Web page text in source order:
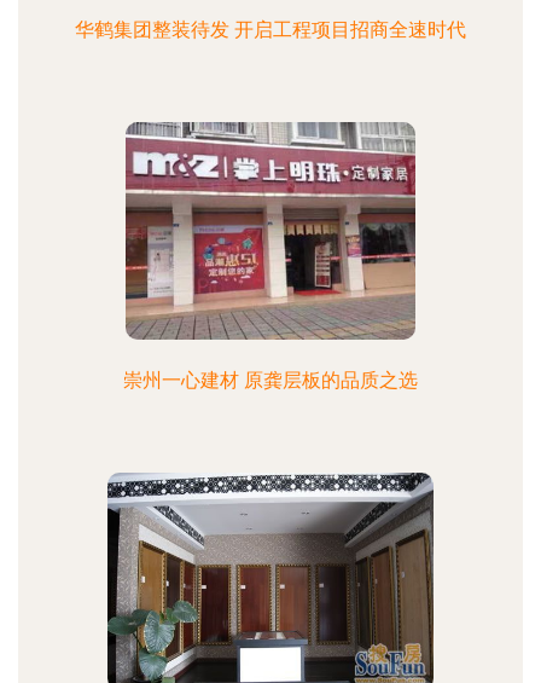
华鹤集团整装待发 开启工程项目招商全速时代
崇州一心建材 原龚层板的品质之选